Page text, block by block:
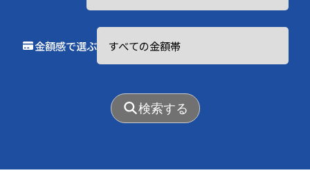
金額感で選ぶ
検索する